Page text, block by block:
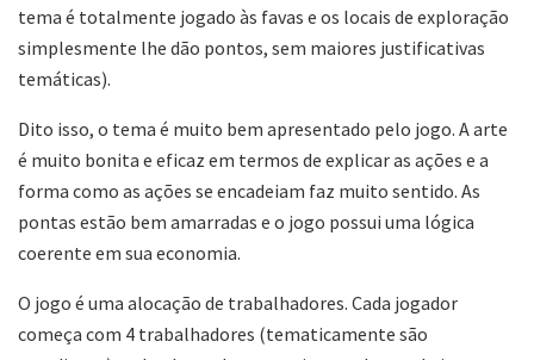
tema é totalmente jogado às favas e os locais de exploração
simplesmente lhe dão pontos, sem maiores justificativas
temáticas).
Dito isso, o tema é muito bem apresentado pelo jogo. A arte
é muito bonita e eficaz em termos de explicar as ações e a
forma como as ações se encadeiam faz muito sentido. As
pontas estão bem amarradas e o jogo possui uma lógica
coerente em sua economia.
O jogo é uma alocação de trabalhadores. Cada jogador
começa com 4 trabalhadores (tematicamente são